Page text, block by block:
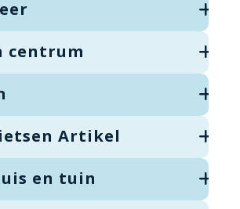
centrum
Artikel
en tuin